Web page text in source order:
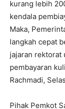
kurang lebih
kendala
Maka,
langkah cepat
jajaran rektorat
pembayaran
Rachmadi,
Pihak Pemkot